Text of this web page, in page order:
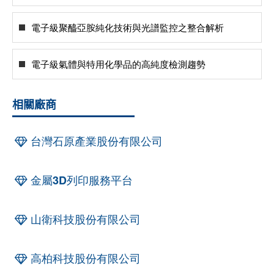
電子級聚醯亞胺純化技術與光譜監控之整合解析
電子級氣體與特用化學品的高純度檢測趨勢
相關廠商
台灣石原產業股份有限公司
金屬3D列印服務平台
山衛科技股份有限公司
高柏科技股份有限公司